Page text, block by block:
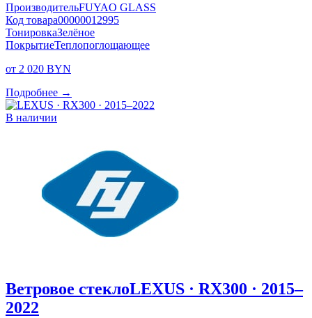
ПроизводительFUYAO GLASS
Код товара00000012995
ТонировкаЗелёное
ПокрытиеТеплопоглощающее
от 2 020 BYN
Подробнее →
В наличии
Ветровое стеклоLEXUS · RX300 · 2015–
2022